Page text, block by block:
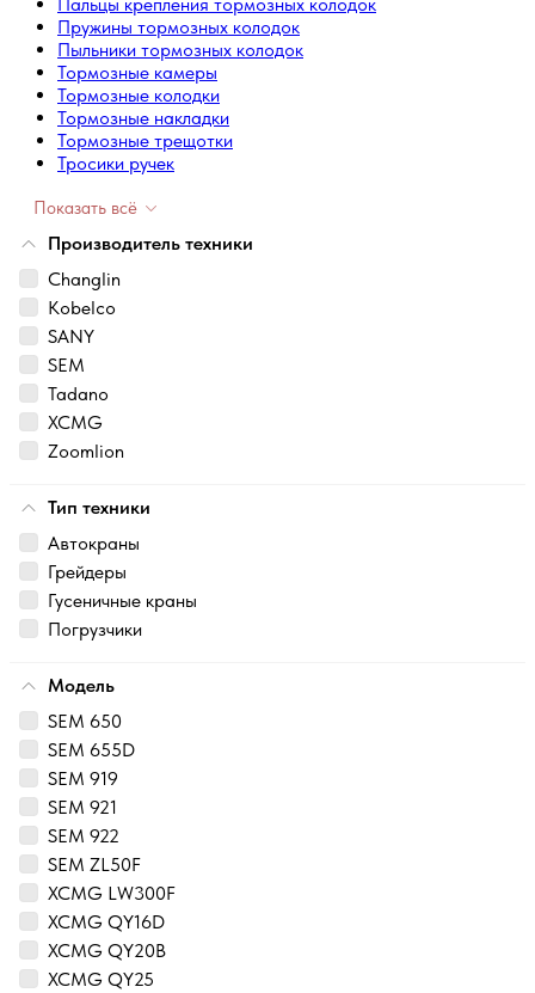
Пружины тормозных колодок
Пыльники тормозных колодок
Тормозные камеры
Тормозные колодки
Тормозные накладки
Тормозные трещотки
Тросики ручек
Показать всё
Производитель техники
Changlin
Kobelco
SANY
SEM
Tadano
XCMG
Zoomlion
Тип техники
Автокраны
Грейдеры
Гусеничные краны
Погрузчики
Модель
SEM 650
SEM 655D
SEM 919
SEM 921
SEM 922
SEM ZL50F
XCMG LW300F
XCMG QY16D
XCMG QY20B
XCMG QY25